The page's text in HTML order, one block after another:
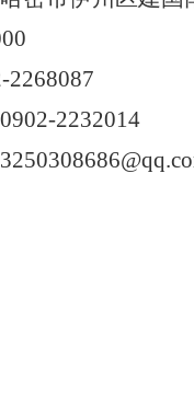
2268087
0902-2232014